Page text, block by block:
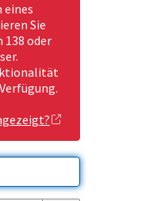
eines
Sie
138 oder